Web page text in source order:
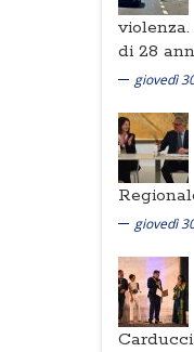
di 28
giovedì
giovedì
Carducci